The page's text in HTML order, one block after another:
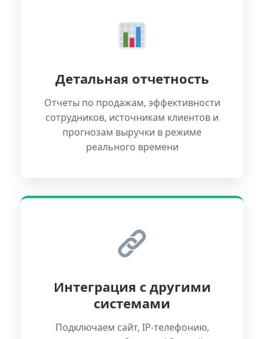
Детальная отчетность
Отчеты по продажам, эффективности
сотрудников, источникам клиентов и
прогнозам выручки в режиме
реального времени
Интеграция с другими
системами
Подключаем сайт, IP-телефонию,